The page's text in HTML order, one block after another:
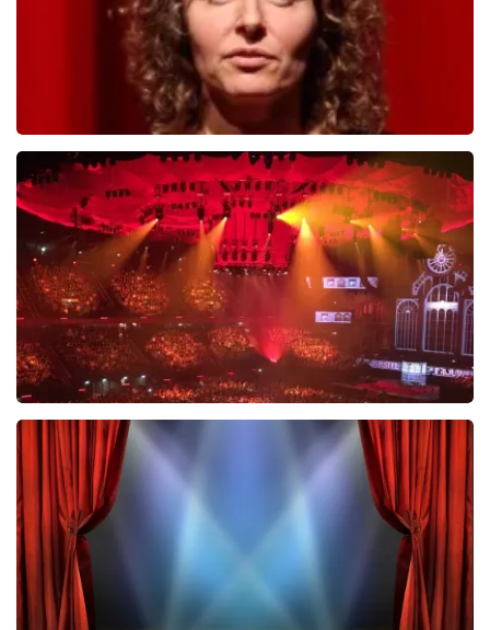
Esther van der Voort
488laatste 30 minuten
BESTEL NU
Vrienden Van Amstel Live
423 laatste 30 minuten
BESTEL NU